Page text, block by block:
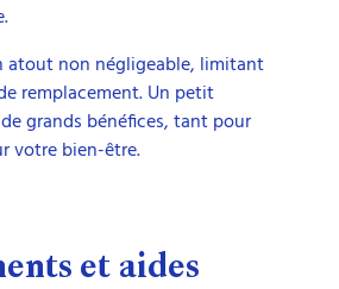
atout non négligeable, limitant
remplacement. Un petit
grands bénéfices, tant pour
votre bien-être.
et aides